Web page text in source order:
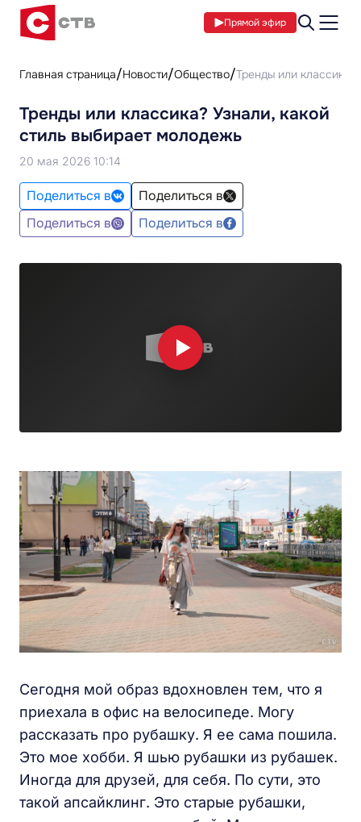
Прямой эфир
Главная страница Новости Общество Тренды или
Тренды или классика? Узнали, какой
стиль выбирает молодежь
20 мая 2026 10:14
Поделиться в
Поделиться в
Поделиться в
Поделиться в
Сегодня мой образ вдохновлен тем, что я
приехала в офис на велосипеде. Могу
рассказать про рубашку. Я ее сама пошила.
Это мое хобби. Я шью рубашки из рубашек.
Иногда для друзей, для себя. По сути, это
такой апсайклинг. Это старые рубашки,